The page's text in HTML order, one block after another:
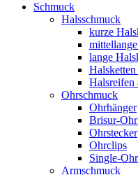
Schmuck
Halsschmuck
kurze
lange
Halsreifen
Ohrschmuck
Ohrhänger
Brisur-
Ohrstecker
Ohrclips
Single-
Armschmuck